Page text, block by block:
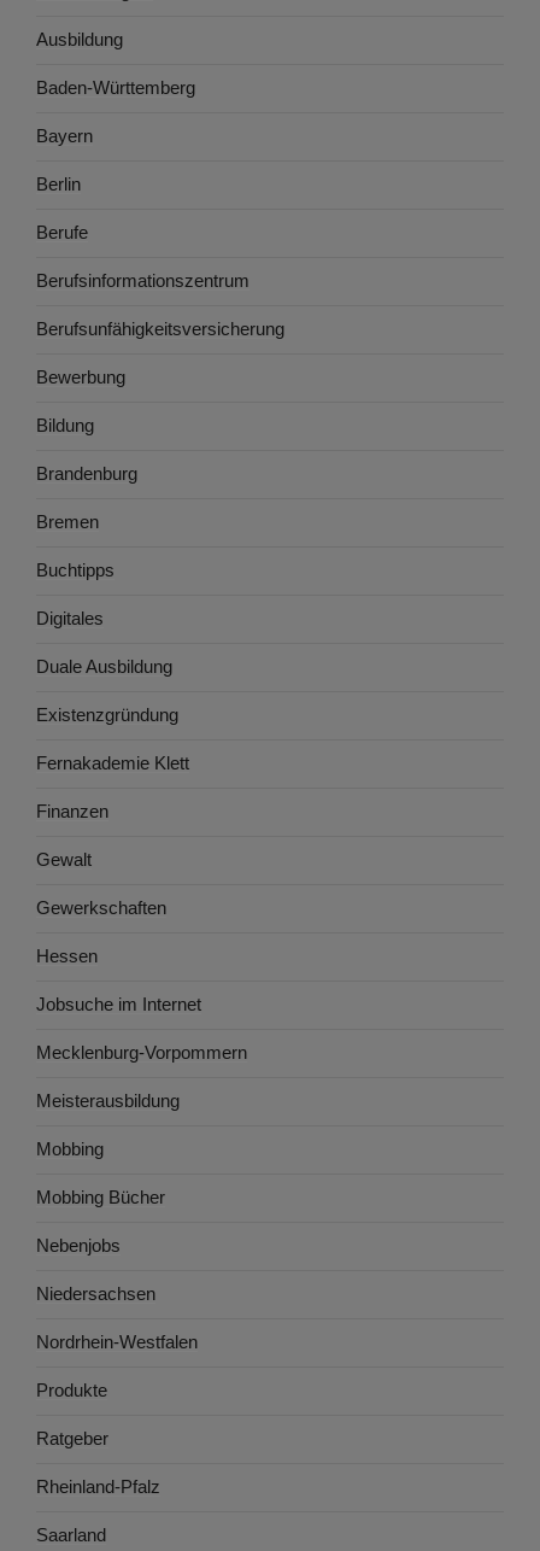
Ausbildung
Baden-Württemberg
Bayern
Berlin
Berufe
Berufsinformationszentrum
Berufsunfähigkeitsversicherung
Bewerbung
Bildung
Brandenburg
Bremen
Buchtipps
Digitales
Duale Ausbildung
Existenzgründung
Fernakademie Klett
Finanzen
Gewalt
Gewerkschaften
Hessen
Jobsuche im Internet
Mecklenburg-Vorpommern
Meisterausbildung
Mobbing
Mobbing Bücher
Nebenjobs
Niedersachsen
Nordrhein-Westfalen
Produkte
Ratgeber
Rheinland-Pfalz
Saarland